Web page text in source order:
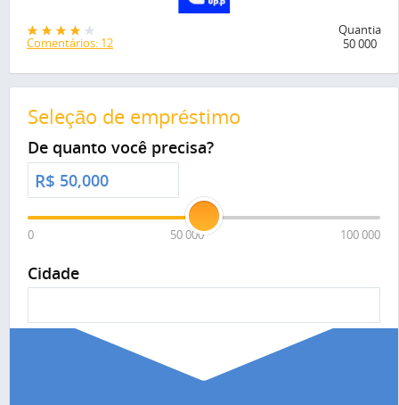
Comentários: 12
Quantia
50 000
Seleção de empréstimo
De quanto você precisa?
R$
0 50 000 100 000
Cidade